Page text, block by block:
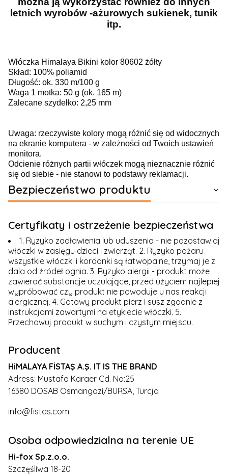
letnich wyrobów -ażurowych sukienek, tunik
itp.
Włóczka Himalaya Bikini kolor 80602 żółty
Skład: 100% poliamid
Długość: ok. 330 m/100 g
Waga 1 motka: 50 g (ok. 165 m)
Zalecane szydełko: 2,25 mm
Uwaga: rzeczywiste kolory mogą różnić się od widocznych
na ekranie komputera - w zależności od Twoich ustawień
monitora.
Odcienie różnych partii włóczek mogą nieznacznie różnić
się od siebie - nie stanowi to podstawy reklamacji.
Bezpieczeństwo produktu
Certyfikaty i ostrzeżenie bezpieczeństwa
1. Ryzyko zadławienia lub uduszenia - nie pozostawiaj
włóczki w zasięgu dzieci i zwierząt. 2. Ryzyko pożaru -
wszystkie włóczki i kordonki są łatwopalne, trzymaj je z
dala od źródeł ognia. 3. Ryzyko alergii - produkt może
zawierać substancje uczulające, przed użyciem najlepiej
wypróbować czy produkt nie powoduje u nas reakcji
alergicznej. 4. Gotowy produkt pierz i susz zgodnie z
instrukcjami zawartymi na etykiecie włóczki. 5.
Przechowuj produkt w suchym i czystym miejscu.
Producent
HiMALAYA FİSTAŞ A.Ş. IT IS THE BRAND
Adress: Mustafa Karaer Cd. No:25
16380 DOSAB Osmangazi/BURSA, Turcja
info@fistas.com
Osoba odpowiedzialna na terenie UE
Hi-fox Sp.z.o.o.
Szczęśliwa 18-20